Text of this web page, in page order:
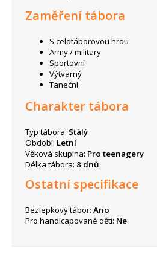
Zaměření tábora
S celotáborovou hrou
Army / military
Sportovní
Výtvarný
Taneční
Charakter tábora
Typ tábora: Stálý
Období: Letní
Věková skupina: Pro teenagery
Délka tábora: 8 dnů
Ostatní specifikace
Bezlepkový tábor: Ano
Pro handicapované děti: Ne